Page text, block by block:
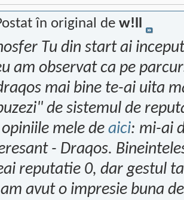
în original de w!ll
Tu din start ai
am observat ca pe
mai bine te-ai uita
de sistemul de
mele de aici: mi-ai
- Draqos.
reputatie 0, dar gestul
am avut o impresie buna